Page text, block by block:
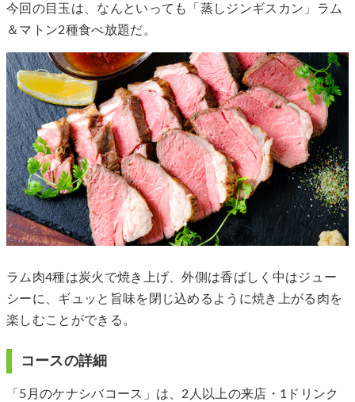
今回の目玉は、なんといっても「蒸しジンギスカン」ラム
＆マトン2種食べ放題だ。
ラム肉4種は炭火で焼き上げ、外側は香ばしく中はジュー
シーに、ギュッと旨味を閉じ込めるように焼き上がる肉を
楽しむことができる。
コースの詳細
「5月のケナシバコース」は、2人以上の来店・1ドリンク